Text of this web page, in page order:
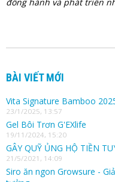
đồng hành và phát triển
BÀI VIẾT MỚI
Vita Signature Bamboo
23/1/2025, 13:57
Gel Bôi Trơn G'EXlife
19/11/2024, 15:20
GÂY QUỸ ỦNG HỘ TIỀN
21/5/2021, 14:09
Siro ăn ngon Growsure -